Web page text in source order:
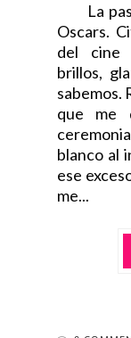
La
Oscars.
del cine
brillos,
sabemos.
que me
blanco al
ese
me...